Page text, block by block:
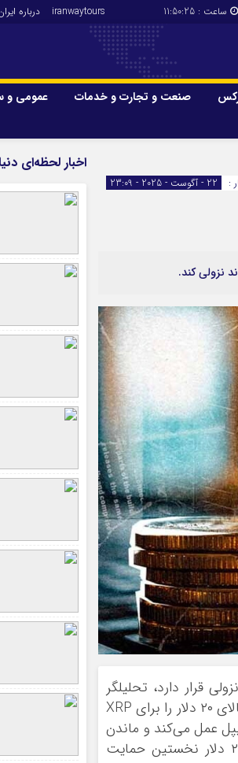
ساعت : 11:50:25
iranwaytours درباره
صنعت و تجارت و خدمات
عمومی و
بانک و بیمه و فارکس
ارزدیجیتال
:
22 - آگوست - 2025 - 23:09
قرار دارد، تحلیلگر
مشهور ایگرگ کریپتو همچنان چشم‌انداز صعودی خود را حفظ کرده و حتی سقف قیمتی بالای ۲۰ دلار را برای XRP
کانال لگاریتمی ریپل عمل می‌کند و ماندن
بالای آن می‌تواند نشانه‌ای از قدرت خریداران باشد. در صورت افت قیمت، سطح ۲.۶۵ دلار نخستین حمایت
اخبار لحظه‌ای